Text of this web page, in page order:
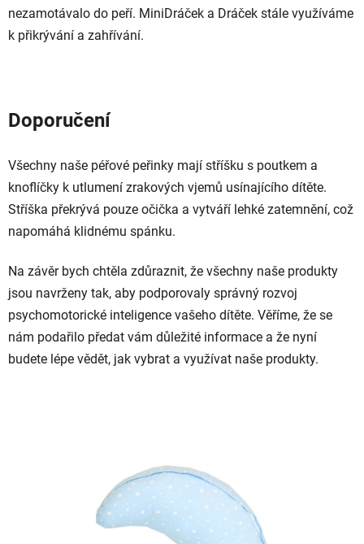
nezamotávalo do peří. MiniDráček a Dráček stále využíváme
k přikrývání a zahřívání.
Doporučení
Všechny naše péřové peřinky mají stříšku s poutkem a
knoflíčky k utlumení zrakových vjemů usínajícího dítěte.
Stříška překrývá pouze očička a vytváří lehké zatemnění, což
napomáhá klidnému spánku.
Na závěr bych chtěla zdůraznit, že všechny naše produkty
jsou navrženy tak, aby podporovaly správný rozvoj
psychomotorické inteligence vašeho dítěte. Věříme, že se
nám podařilo předat vám důležité informace a že nyní
budete lépe vědět, jak vybrat a využívat naše produkty.